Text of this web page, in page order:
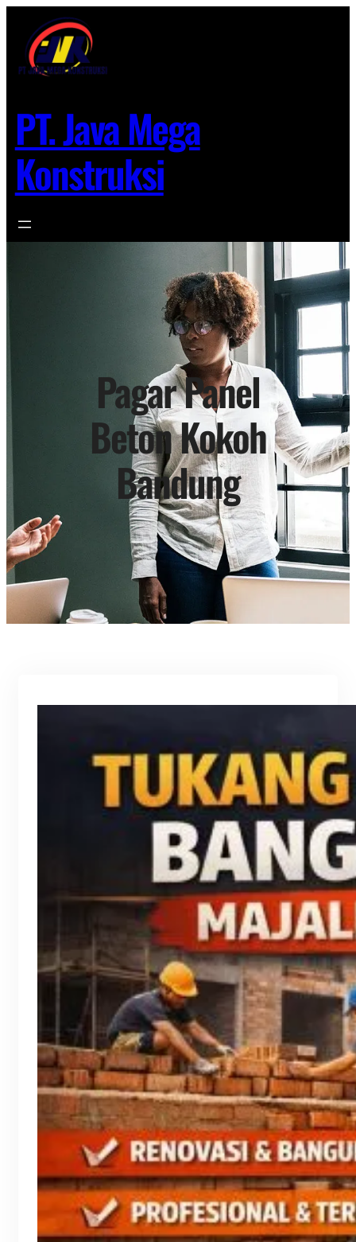
konten
PT. Java Mega
Konstruksi
Pagar Panel
Beton Kokoh
Bandung